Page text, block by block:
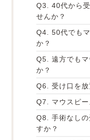
Q3. 40代から
せんか？
Q4. 50代でも
か？
Q5. 遠方でも
か？
Q6. 受け口を
Q7. マウスピ
Q8. 手術なし
すか？